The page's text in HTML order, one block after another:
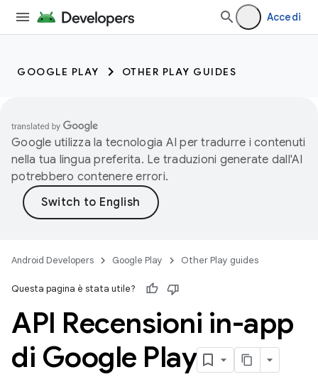
Accedi
GOOGLE PLAY OTHER PLAY GUIDES
Google utilizza la tecnologia AI per tradurre i contenuti
nella tua lingua preferita. Le traduzioni generate dall'AI
potrebbero contenere errori.
Android Developers Google Play Other Play guides
Questa pagina è stata utile?
API Recensioni in-app
di Google Play